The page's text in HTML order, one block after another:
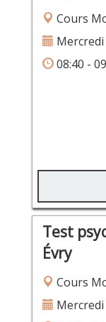
Cours
08:40 -
Test
Évry
Cours